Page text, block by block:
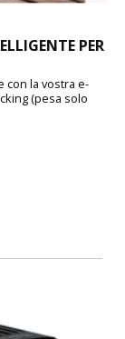
PER
con la vostra e-
(pesa solo